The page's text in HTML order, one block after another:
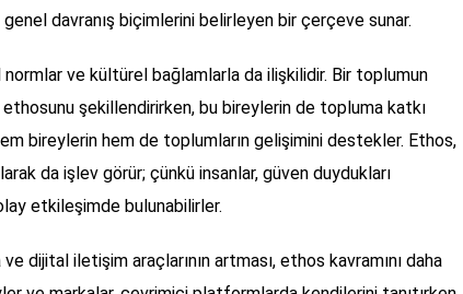
davranış biçimlerini belirleyen bir çerçeve sunar.
normlar ve kültürel bağlamlarla da ilişkilidir. Bir toplumun
şekillendirirken, bu bireylerin de topluma katkı
bireylerin hem de toplumların gelişimini destekler. Ethos,
da işlev görür; çünkü insanlar, güven duydukları
etkileşimde bulunabilirler.
dijital iletişim araçlarının artması, ethos kavramını daha